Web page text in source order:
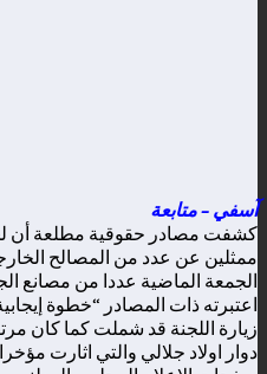
آسفي – متابعة
كشفت مصادر حقوقية مطلعة أن
ممثلين عن عدد من المصالح
الجمعة الماضية عددا من مصانع
اعتبرته ذات المصادر “خطوة
زيارة اللجنة قد شملت كما كان
دوار اولاد جلالي والتي اثارت